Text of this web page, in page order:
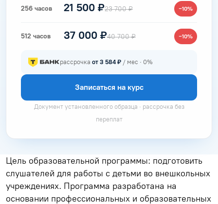
256 часов 21 500 ₽23 700 ₽ −10%
512 часов 37 000 ₽40 700 ₽ −10%
рассрочка от 3 584 ₽ / мес · 0%
Записаться на курс
Документ установленного образца · рассрочка без
переплат
Цель образовательной программы: подготовить
слушателей для работы с детьми во внешкольных
учреждениях. Программа разработана на
основании профессиональных и образовательных